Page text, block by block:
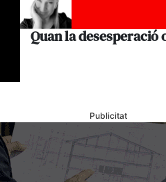
Quan la
Publicitat